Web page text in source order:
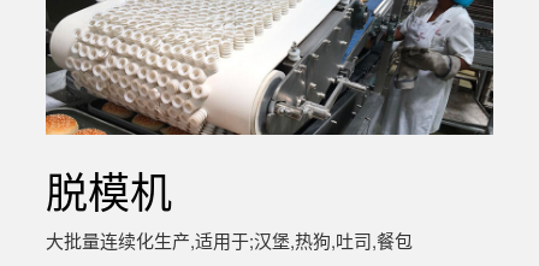
脱模机
大批量连续化生产,适用于;汉堡,热狗,吐司,餐包